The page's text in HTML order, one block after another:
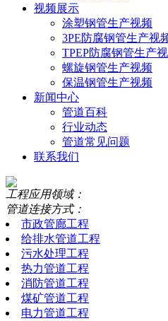
视频展示
涂塑钢管生产视频
3PE防腐钢管生产视
TPEP防腐钢管生产
螺旋钢管生产视频
保温钢管生产视频
新闻中心
管道百科
行业动态
管道常见问题
联系我们
工程应用领域：
管道连接方式：
市政管廊工程
给排水管道工程
污水处理工程
热力管道工程
消防管道工程
煤矿管道工程
电力管道工程